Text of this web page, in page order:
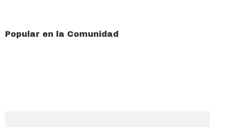
Popular en la Comunidad